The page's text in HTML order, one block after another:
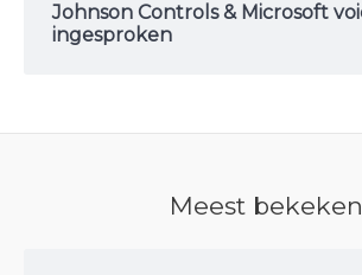
Johnson Controls & Microsoft
ingesproken
Meest bekeken